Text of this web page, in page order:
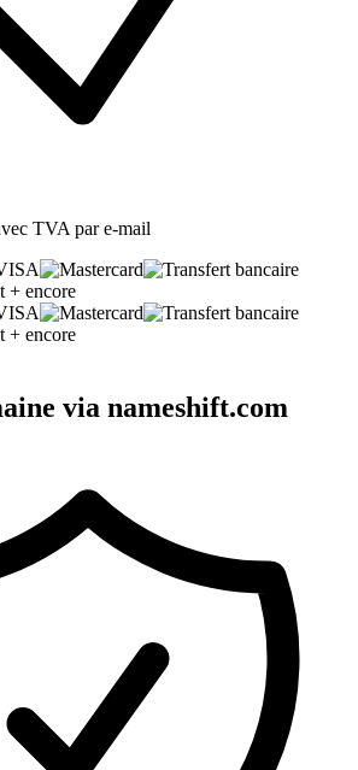
TVA par e-mail
+ encore
+ encore
via nameshift.com